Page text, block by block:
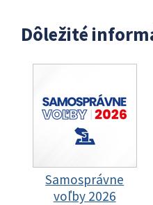
Dôležité
Samosprávne
voľby 2026